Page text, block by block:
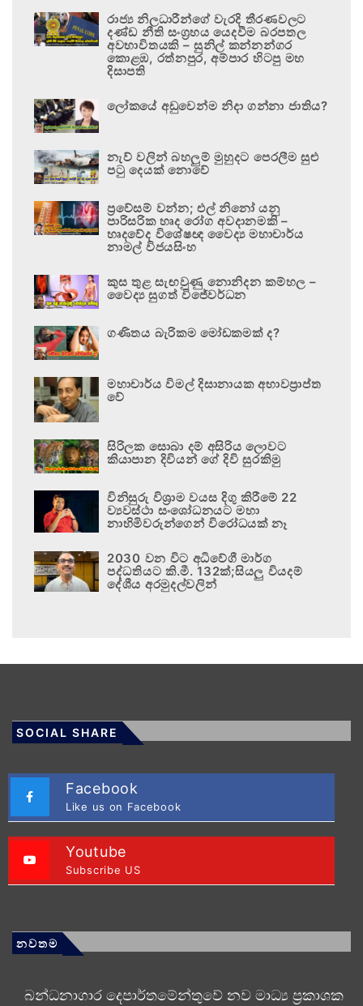
රාජ්‍ය නිලධාරීන්ගේ වැරදි තීරණවලට
දණ්ඩ නීති සංග්‍රහය යෙදවීම බරපතල
අවභාවිතයකි – සුනිල් කන්නන්ගර
කොළඹ, රත්නපුර, අම්පාර හිටපු මහ
දිසාපති
ලෝකයේ අඩුවෙන්ම නිදා ගන්නා ජාතිය?
නැව් වලින් බහලුම් මුහුදට පෙරලීම සුළු
පටු දෙයක් නොවේ
ප්‍රවේසම් වන්න; එල් නිනෝ යනු
පාරිසරික හෘද රෝග අවදානමකි –
හෘදවේද විශේෂඥ වෛද්‍ය මහාචාර්ය
නාමල් විජයසිංහ
කුස තුළ සැඟවුණු නොනිදන කම්හල –
වෛද්‍ය සුගත් විජේවර්ධන
ගණිතය බැරිකම මෝඩකමක් ද?
මහාචාර්ය විමල් දිසානායක අභාවප්‍රාප්ත
වේ
සිරිලක සොබා දම් අසිරිය ලොවට
කියාපාන දිවියන් ගේ දිවි සුරකිමු
විනිසුරු විශ්‍රාම වයස දිගු කිරීමේ 22
ව්‍යවස්ථා සංශෝධනයට මහා
නාහිමිවරුන්ගෙන් විරෝධයක් නෑ
2030 වන විට අධිවේගී මාර්ග
පද්ධතියට කි.මී. 132ක්;සියලු වියදම්
දේශීය අරමුදල්වලින්
SOCIAL SHARE
Facebook
Like us on Facebook
Youtube
Subscribe US
නවතම
බන්ධනාගාර දෙපාර්තමේන්තුවේ නව මාධ්‍ය ප්‍රකාශක